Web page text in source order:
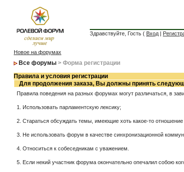
Здравствуйте, Гость ( Вход |
Новое на форумах
Все форумы > Форма регистрации
Правила и условия регистрации
Для продолжения заказа, Вы должны принять
Правила поведения на разных форумах могут различаться, в
1. Использовать парламентскую лексику;
2. Стараться обсуждать темы, имеющие хоть какое-то отношение
3. Не использовать форум в качестве синхронизационной
4. Относиться к собеседникам с уважением.
5. Если некий участник форума окончательно опечалил собою